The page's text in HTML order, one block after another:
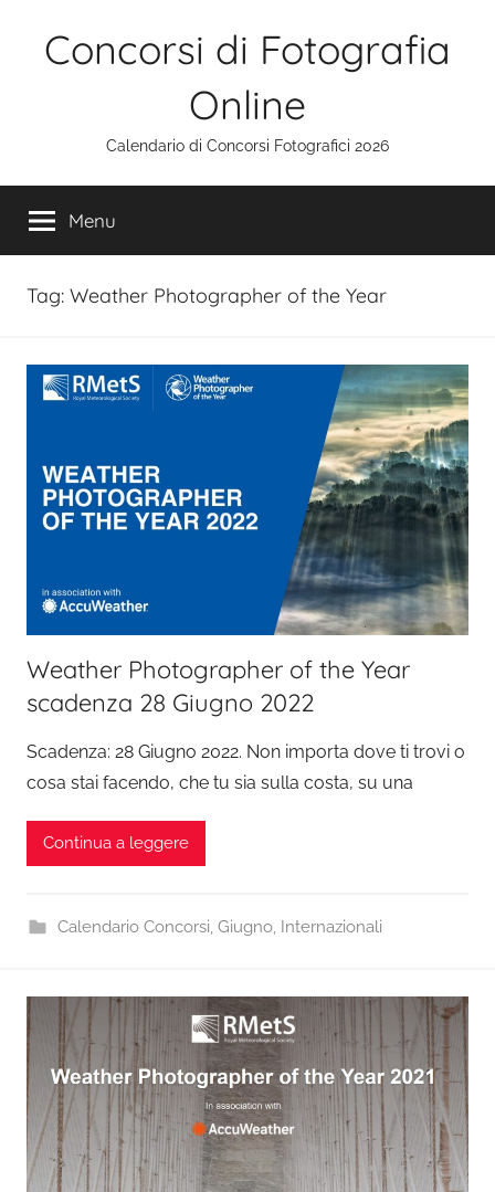
Concorsi di Fotografia
Online
Calendario di Concorsi Fotografici 2026
Menu
Tag: Weather Photographer of the Year
Weather Photographer of the Year
scadenza 28 Giugno 2022
Scadenza: 28 Giugno 2022. Non importa dove ti trovi o
cosa stai facendo, che tu sia sulla costa, su una
Continua a leggere
Calendario Concorsi, Giugno, Internazionali